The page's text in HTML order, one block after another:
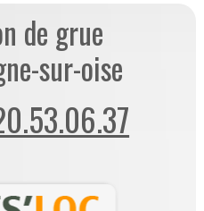
de grue
sur-oise